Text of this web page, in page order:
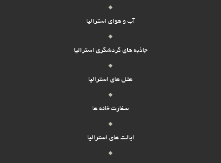
آب و هوای استرالیا
جاذبه های گردشگری استرالیا
هتل های استرالیا
سفارت خانه ها
ایالت های استرالیا